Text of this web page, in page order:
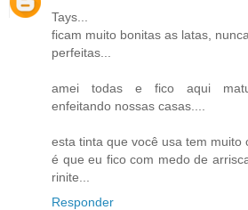
Tays...
ficam muito bonitas as latas,
perfeitas...
amei todas e fico aqui
enfeitando nossas casas....
esta tinta que você usa tem muito
é que eu fico com medo de
rinite...
Responder